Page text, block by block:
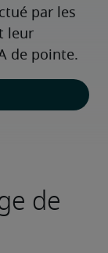
par les
leur
de pointe.
de